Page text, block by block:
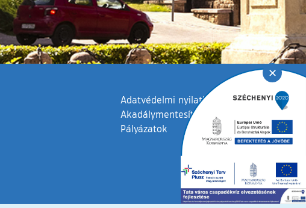
Adatvédelmi nyilatkozat
Akadálymentesítési nyilatkozat
Pályázatok
✕